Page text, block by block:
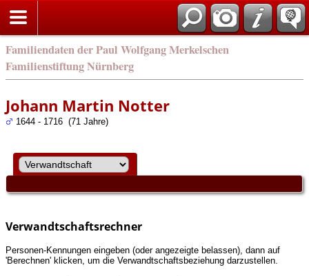
Familiendaten der Paul Wolfgang Merkelschen
Familienstiftung Nürnberg
Johann Martin Notter
1644 - 1716 (71 Jahre)
Verwandtschaftsrechner
Personen-Kennungen eingeben (oder angezeigte belassen), dann auf
'Berechnen' klicken, um die Verwandtschaftsbeziehung darzustellen.